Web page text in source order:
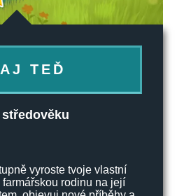
TEĎ
vyroste tvoje vlastní
rodinu na její